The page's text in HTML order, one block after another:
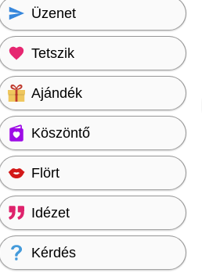
Üzenet
Tetszik
Ajándék
Köszöntő
Flört
Idézet
Kérdés